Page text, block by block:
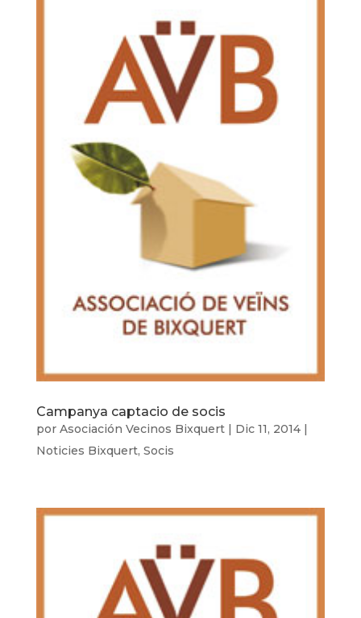
Campanya captacio de socis
por Asociación Vecinos Bixquert| Dic 11, 2014|
Noticies Bixquert, Socis